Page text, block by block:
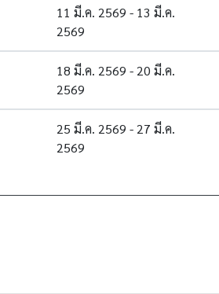
11 มี.ค. 2569 - 13 มี.ค.
2569
18 มี.ค. 2569 - 20 มี.ค.
2569
25 มี.ค. 2569 - 27 มี.ค.
2569